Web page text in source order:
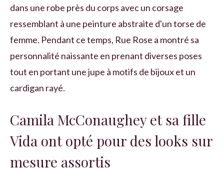
dans une robe près du corps avec un corsage
ressemblant à une peinture abstraite d'un torse de
femme. Pendant ce temps, Rue Rose a montré sa
personnalité naissante en prenant diverses poses
tout en portant une jupe à motifs de bijoux et un
cardigan rayé.
Camila McConaughey et sa fille
Vida ont opté pour des looks sur
mesure assortis